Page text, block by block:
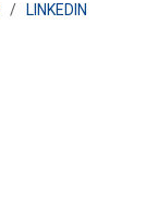
/ LINKEDIN